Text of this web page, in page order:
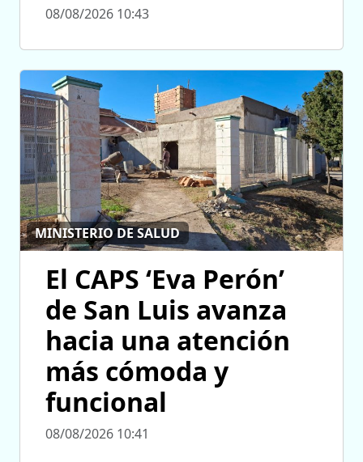
08/08/2026 10:43
MINISTERIO DE SALUD
El CAPS ‘Eva Perón’
de San Luis avanza
hacia una atención
más cómoda y
funcional
08/08/2026 10:41